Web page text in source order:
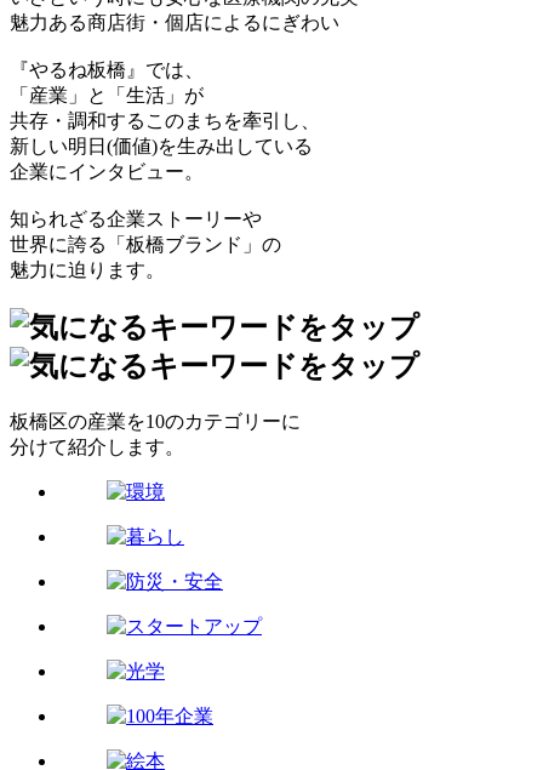
魅力ある商店街・個店によるにぎわい
『やるね板橋』では、
「産業」と「生活」が
共存・調和するこのまちを牽引し、
新しい明日(価値)を生み出している
企業にインタビュー。
知られざる企業ストーリーや
世界に誇る「板橋ブランド」の
魅力に迫ります。
板橋区の産業を10のカテゴリーに
分けて紹介します。